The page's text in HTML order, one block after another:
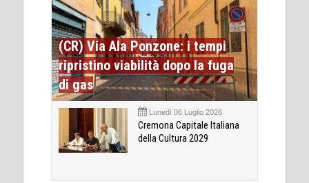
(CR) Via Ala Ponzone: i tempi
ripristino viabilità dopo la fuga
di gas
Lunedì 06 Luglio 2026
Cremona Capitale Italiana
della Cultura 2029